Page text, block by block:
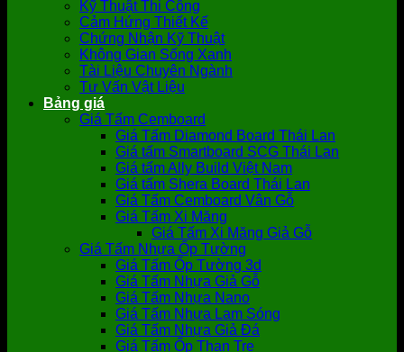
Kỹ Thuật Thi Công
Cảm Hứng Thiết Kế
Chứng Nhận Kỹ Thuật
Không Gian Sống Xanh
Tài Liệu Chuyên Ngành
Tư Vấn Vật Liệu
Bảng giá
Giá Tấm Cemboard
Giá Tấm Diamond Board Thái Lan
Giá tấm Smartboard SCG Thái Lan
Giá tấm Ally Build Việt Nam
Giá tấm Shera Board Thái Lan
Giá Tấm Cemboard Vân Gỗ
Giá Tấm Xi Măng
Giá Tấm Xi Măng Giả Gỗ
Giá Tấm Nhựa Ốp Tường
Giá Tấm Ốp Tường 3d
Giá Tấm Nhựa Giả Gỗ
Giá Tấm Nhựa Nano
Giá Tấm Nhựa Lam Sóng
Giá Tấm Nhựa Giả Đá
Giá Tấm Ốp Than Tre